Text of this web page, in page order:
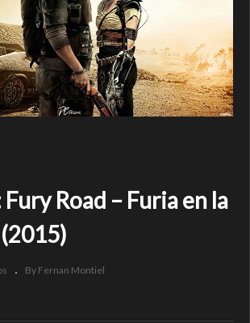
Road – Furia en la
By Fernan Montiel